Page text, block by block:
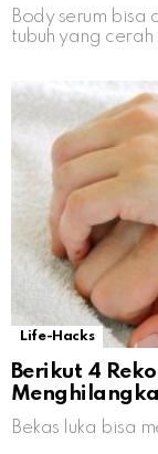
Body serum bisa
tubuh yang
Life-Hacks
Berikut 4
Bekas luka bisa